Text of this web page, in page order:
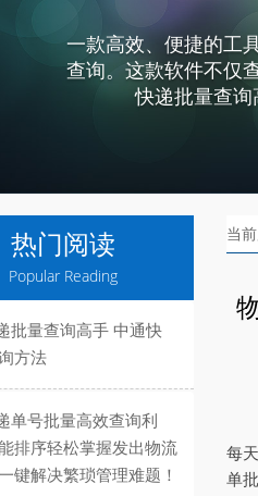
一款专为现代办公场
但不限于
热门阅读
Popular Reading
批量查询高手 中通快
方法
单号批量高效查询利
排序轻松掌握发出物流
键解决繁琐管理难题！
当
每
单